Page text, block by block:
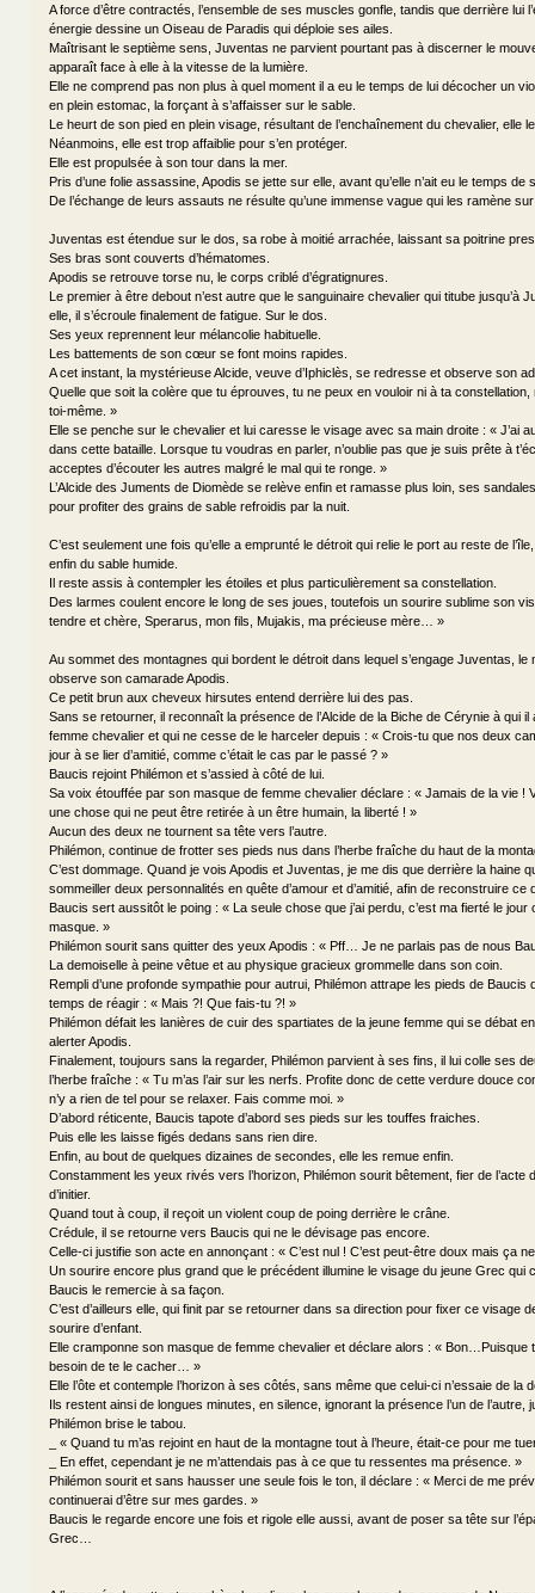
A force d’être contractés, l’ensemble de ses muscles gonfle, tandis que derrière lui
énergie dessine un Oiseau de Paradis qui déploie ses ailes.
Maîtrisant le septième sens, Juventas ne parvient pourtant pas à discerner le
apparaît face à elle à la vitesse de la lumière.
Elle ne comprend pas non plus à quel moment il a eu le temps de lui décocher un
en plein estomac, la forçant à s’affaisser sur le sable.
Le heurt de son pied en plein visage, résultant de l’enchaînement du chevalier, elle
Néanmoins, elle est trop affaiblie pour s’en protéger.
Elle est propulsée à son tour dans la mer.
Pris d’une folie assassine, Apodis se jette sur elle, avant qu’elle n’ait eu le temps de
De l’échange de leurs assauts ne résulte qu’une immense vague qui les ramène
Juventas est étendue sur le dos, sa robe à moitié arrachée, laissant sa poitrine
Ses bras sont couverts d’hématomes.
Apodis se retrouve torse nu, le corps criblé d’égratignures.
Le premier à être debout n’est autre que le sanguinaire chevalier qui titube jusqu’à
elle, il s’écroule finalement de fatigue. Sur le dos.
Ses yeux reprennent leur mélancolie habituelle.
Les battements de son cœur se font moins rapides.
A cet instant, la mystérieuse Alcide, veuve d’Iphiclès, se redresse et observe son
Quelle que soit la colère que tu éprouves, tu ne peux en vouloir ni à ta
toi-même. »
Elle se penche sur le chevalier et lui caresse le visage avec sa main droite : « J’ai
dans cette bataille. Lorsque tu voudras en parler, n’oublie pas que je suis prête à
acceptes d’écouter les autres malgré le mal qui te ronge. »
L’Alcide des Juments de Diomède se relève enfin et ramasse plus loin, ses
pour profiter des grains de sable refroidis par la nuit.
C’est seulement une fois qu’elle a emprunté le détroit qui relie le port au reste de
enfin du sable humide.
Il reste assis à contempler les étoiles et plus particulièrement sa constellation.
Des larmes coulent encore le long de ses joues, toutefois un sourire sublime son
tendre et chère, Sperarus, mon fils, Mujakis, ma précieuse mère… »
Au sommet des montagnes qui bordent le détroit dans lequel s’engage Juventas, le
observe son camarade Apodis.
Ce petit brun aux cheveux hirsutes entend derrière lui des pas.
Sans se retourner, il reconnaît la présence de l’Alcide de la Biche de Cérynie à qui
femme chevalier et qui ne cesse de le harceler depuis : « Crois-tu que nos deux
jour à se lier d’amitié, comme c’était le cas par le passé ? »
Baucis rejoint Philémon et s’assied à côté de lui.
Sa voix étouffée par son masque de femme chevalier déclare : « Jamais de la vie !
une chose qui ne peut être retirée à un être humain, la liberté ! »
Aucun des deux ne tournent sa tête vers l’autre.
Philémon, continue de frotter ses pieds nus dans l’herbe fraîche du haut de la
C’est dommage. Quand je vois Apodis et Juventas, je me dis que derrière la haine
sommeiller deux personnalités en quête d’amour et d’amitié, afin de reconstruire ce
Baucis sert aussitôt le poing : « La seule chose que j’ai perdu, c’est ma fierté le jour
masque. »
Philémon sourit sans quitter des yeux Apodis : « Pff… Je ne parlais pas de nous
La demoiselle à peine vêtue et au physique gracieux grommelle dans son coin.
Rempli d’une profonde sympathie pour autrui, Philémon attrape les pieds de Baucis
temps de réagir : « Mais ?! Que fais-tu ?! »
Philémon défait les lanières de cuir des spartiates de la jeune femme qui se débat
alerter Apodis.
Finalement, toujours sans la regarder, Philémon parvient à ses fins, il lui colle ses
l’herbe fraîche : « Tu m’as l’air sur les nerfs. Profite donc de cette verdure douce
n’y a rien de tel pour se relaxer. Fais comme moi. »
D’abord réticente, Baucis tapote d’abord ses pieds sur les touffes fraiches.
Puis elle les laisse figés dedans sans rien dire.
Enfin, au bout de quelques dizaines de secondes, elle les remue enfin.
Constamment les yeux rivés vers l’horizon, Philémon sourit bêtement, fier de l’acte
d’initier.
Quand tout à coup, il reçoit un violent coup de poing derrière le crâne.
Crédule, il se retourne vers Baucis qui ne le dévisage pas encore.
Celle-ci justifie son acte en annonçant : « C’est nul ! C’est peut-être doux mais ça
Un sourire encore plus grand que le précédent illumine le visage du jeune Grec qui
Baucis le remercie à sa façon.
C’est d’ailleurs elle, qui finit par se retourner dans sa direction pour fixer ce visage
sourire d’enfant.
Elle cramponne son masque de femme chevalier et déclare alors : « Bon…Puisque
besoin de te le cacher… »
Elle l’ôte et contemple l’horizon à ses côtés, sans même que celui-ci n’essaie de la
Ils restent ainsi de longues minutes, en silence, ignorant la présence l’un de l’autre,
Philémon brise le tabou.
_ « Quand tu m’as rejoint en haut de la montagne tout à l’heure, était-ce pour me
_ En effet, cependant je ne m’attendais pas à ce que tu ressentes ma présence. »
Philémon sourit et sans hausser une seule fois le ton, il déclare : « Merci de me
continuerai d’être sur mes gardes. »
Baucis le regarde encore une fois et rigole elle aussi, avant de poser sa tête sur
Grec…